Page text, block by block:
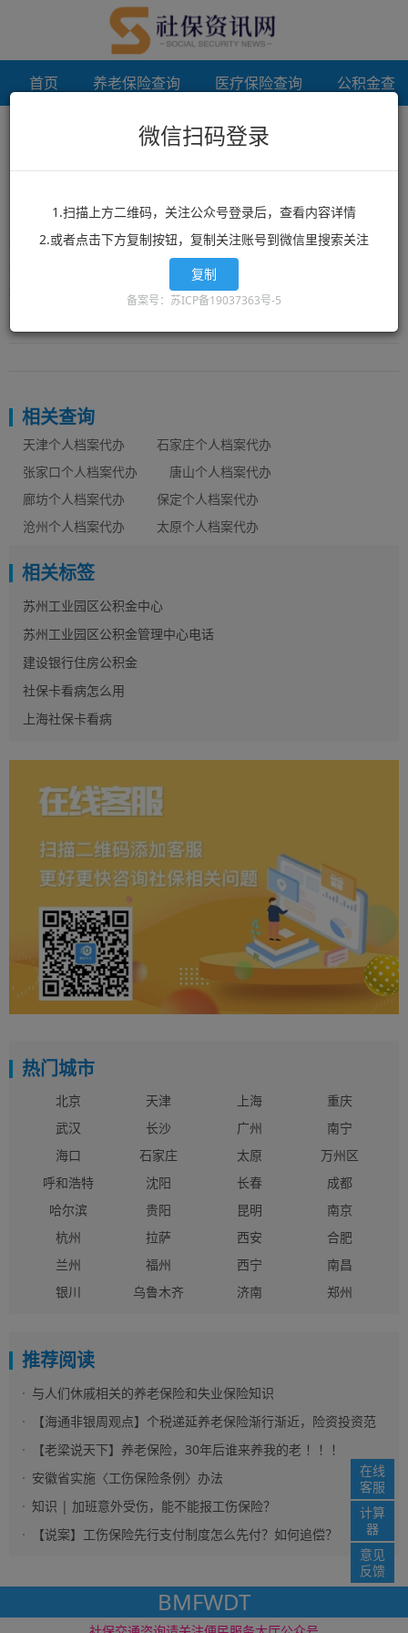
首页 养老保险查询 医疗保险查询 公积金查
北京个人档案代办
北京个人档案代办
想了解北京个人档案代办？北京个人档案代办相关政策？北京个人档
案代办最新消息？就来12333社保查询网！这里有全网最丰富的精品
北京个人档案代办相关文章资讯，北京个人档案代办的最新信息可以
相关查询
天津个人档案代办
石家庄个人档案代办
张家口个人档案代办
唐山个人档案代办
廊坊个人档案代办
保定个人档案代办
沧州个人档案代办
太原个人档案代办
相关标签
苏州工业园区公积金中心
苏州工业园区公积金管理中心电话
建设银行住房公积金
社保卡看病怎么用
上海社保卡看病
热门城市
北京 天津 上海
重庆
武汉
长沙 广州
南宁
海口
石家庄 太原
万州区
呼和浩特
沈阳 长春
成都
哈尔滨
贵阳 昆明
南京
杭州
拉萨 西安
合肥
兰州
福州 西宁
南昌
银川
乌鲁木齐 济南 郑州
推荐阅读
与人们休戚相关的养老保险和失业保险知识
【海通非银周观点】个税递延养老保险渐行渐近，险资投资范
围进一步拓宽
【老梁说天下】养老保险，30年后谁来养我的老 ！！！
安徽省实施〈工伤保险条例〉办法
知识 | 加班意外受伤，能不能报工伤保险？
【说案】工伤保险先行支付制度怎么先付？如何追偿？
社保资讯网 版权所 免责声明
网站地图
在线
客服
计算
器
意见
反馈
BMFWDT
微信扫码登录
1.扫描上方二维码，关注公众号登录后，查看内容详情
2.或者点击下方复制按钮，复制关注账号到微信里搜索关注
复制
备案号：苏ICP备19037363号-5